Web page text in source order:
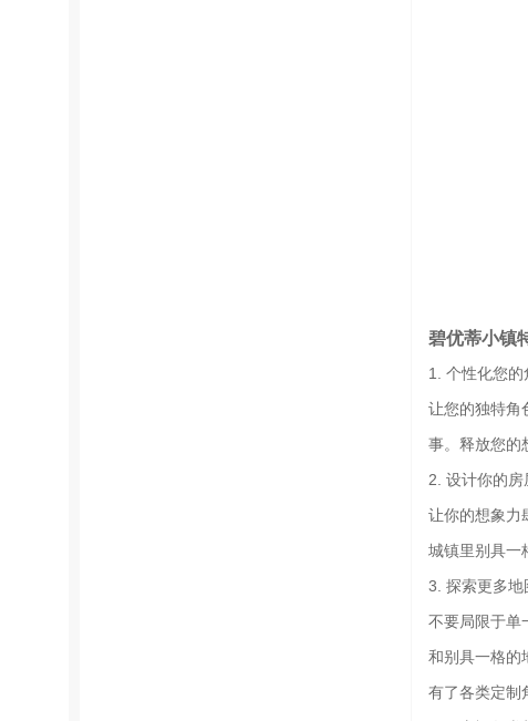
碧优蒂小镇
1. 个性化您的
让您的独特角
事。释放您的
2. 设计你的房
让你的想象力
城镇里别具一
3. 探索更多地
不要局限于单
和别具一格的
有了各类定制